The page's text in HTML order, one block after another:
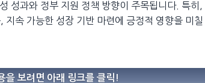
성과와 정부 지원 정책 방향이 주목됩니다. 특히
속 가능한 성장 기반 마련에 긍정적 영향을 미
을 보려면 아래 링크를 클릭!